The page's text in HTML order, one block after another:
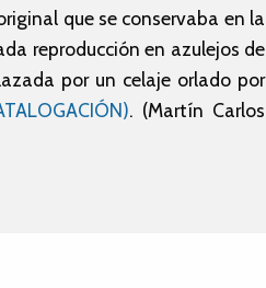
que se conservaba en la
reproducción en azulejos de
por un celaje orlado por
. (Martín Carlos